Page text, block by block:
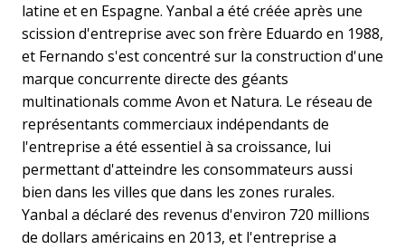
latine et en Espagne. Yanbal a été créée après une
scission d'entreprise avec son frère Eduardo en 1988,
et Fernando s'est concentré sur la construction d'une
marque concurrente directe des géants
multinationals comme Avon et Natura. Le réseau de
représentants commerciaux indépendants de
l'entreprise a été essentiel à sa croissance, lui
permettant d'atteindre les consommateurs aussi
bien dans les villes que dans les zones rurales.
Yanbal a déclaré des revenus d'environ 720 millions
de dollars américains en 2013, et l'entreprise a